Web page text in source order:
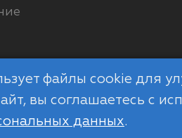
файлы cookie для
вы соглашаетесь с
данных.